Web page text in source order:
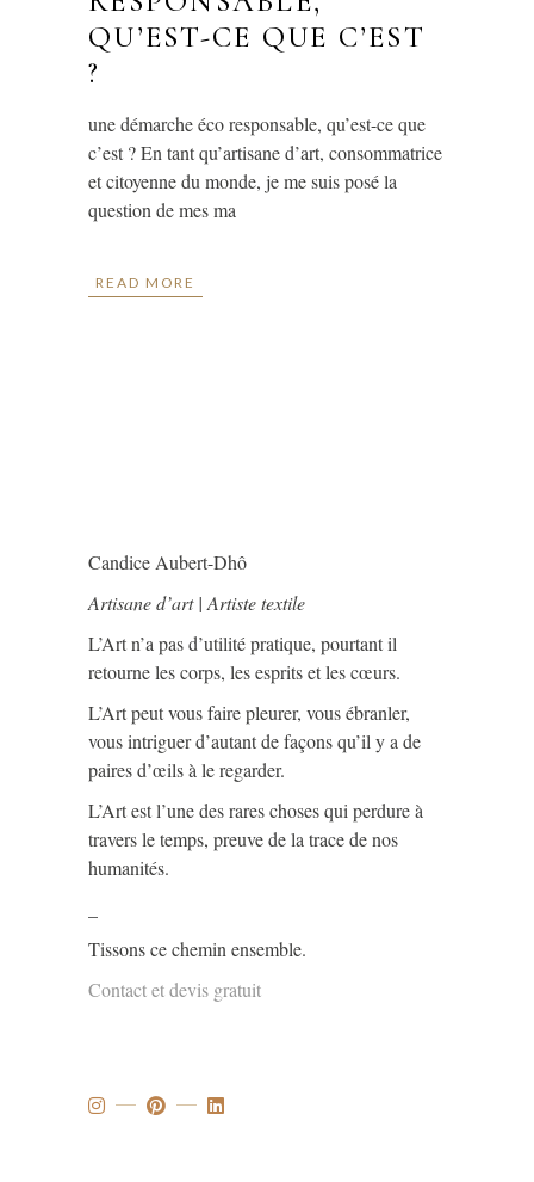
QU’EST-CE QUE C’EST
?
une démarche éco responsable, qu’est-ce que
c’est ? En tant qu’artisane d’art, consommatrice
et citoyenne du monde, je me suis posé la
question de mes ma
READ MORE
Candice Aubert-Dhô
Artisane d’art | Artiste textile
L’Art n’a pas d’utilité pratique, pourtant il
retourne les corps, les esprits et les cœurs.
L’Art peut vous faire pleurer, vous ébranler,
vous intriguer d’autant de façons qu’il y a de
paires d’œils à le regarder.
L’Art est l’une des rares choses qui perdure à
travers le temps, preuve de la trace de nos
humanités.
Tissons ce chemin ensemble.
Contact et devis gratuit